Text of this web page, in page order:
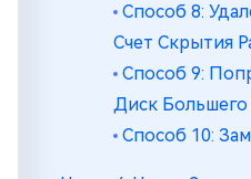
Способ 8:
Счет Скрытия
Способ 9:
Диск
Способ 10: